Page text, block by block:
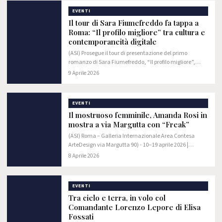
EVENTI
Il tour di Sara Fiumefreddo fa tappa a
Roma: “Il profilo migliore” tra cultura e
contemporaneità digitale
(ASI) Prosegue il tour di presentazione del primo
romanzo di Sara Fiumefreddo, “Il profilo migliore”,
un’opera intensa e attuale che affronta con sensibilità i
9 Aprile 2026
EVENTI
Il mostruoso femminile, Amanda Rosi in
mostra a via Margutta con “Freak”
(ASI) Roma – Galleria Internazionale Area Contesa
ArteDesign via Margutta 90) - 10–19 aprile 2026 |
Vernissage 10 aprile.
8 Aprile 2026
EVENTI
Tra cielo e terra, in volo col
Comandante Lorenzo Lepore di Elisa
Fossati